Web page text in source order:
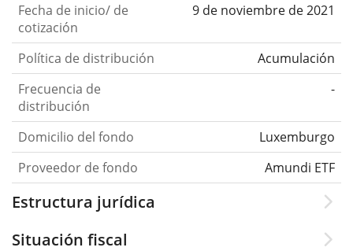
Fecha de inicio/ de
cotización
9 de noviembre de 2021
Política de distribución
Acumulación
Frecuencia de
distribución
-
Domicilio del fondo
Luxemburgo
Proveedor de fondo
Amundi ETF
Estructura jurídica
Situación fiscal